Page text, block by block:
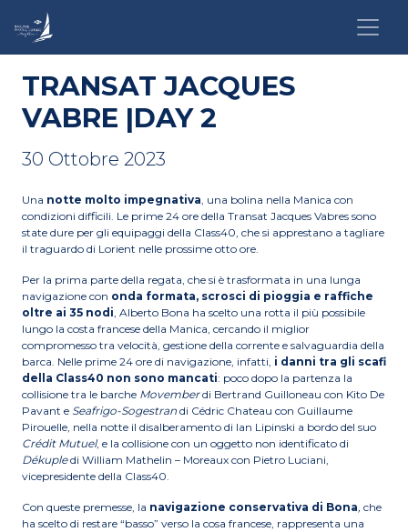
TRANSAT JACQUES
VABRE |DAY 2
30 Ottobre 2023
Una notte molto impegnativa, una bolina nella Manica con
condizioni difficili. Le prime 24 ore della Transat Jacques Vabres sono
state dure per gli equipaggi della Class40, che si apprestano a tagliare
il traguardo di Lorient nelle prossime otto ore.
Per la prima parte della regata, che si è trasformata in una lunga
navigazione con onda formata, scrosci di pioggia e raffiche
oltre ai 35 nodi, Alberto Bona ha scelto una rotta il più possibile
lungo la costa francese della Manica, cercando il miglior
compromesso tra velocità, gestione della corrente e salvaguardia della
barca. Nelle prime 24 ore di navigazione, infatti, i danni tra gli scafi
della Class40 non sono mancati: poco dopo la partenza la
collisione tra le barche Movemberdi Bertrand Guilloneau con Kito De
Pavant e Seafrigo-Sogestran di Cédric Chateau con Guillaume
Pirouelle, nella notte il disalberamento di Ian Lipinski a bordo del suo
Crédit Mutuel, e la collisione con un oggetto non identificato di
Dékupledi William Mathelin – Moreaux con Pietro Luciani,
vicepresidente della Class40.
Con queste premesse, la navigazione conservativa di Bona, che
ha scelto di restare “basso” verso la cosa francese, rappresenta una